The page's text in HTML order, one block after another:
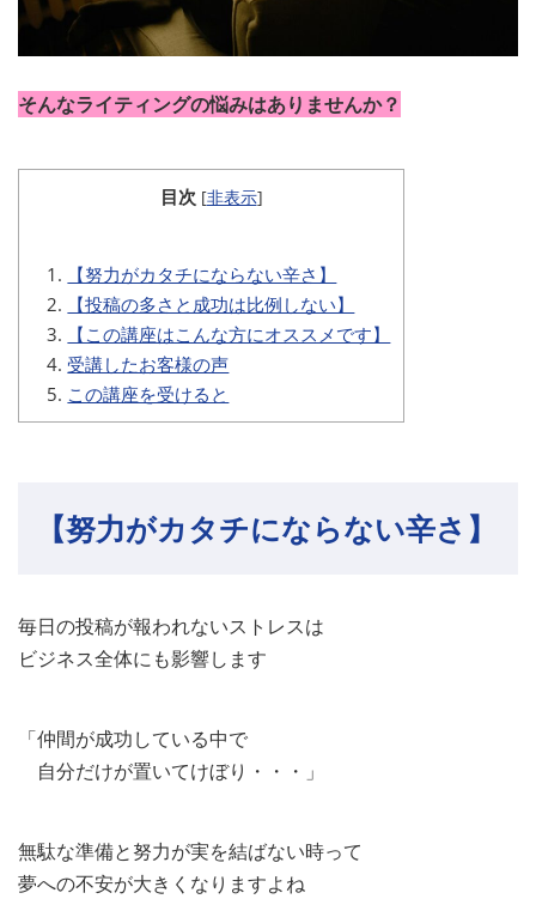
そんなライティングの悩みはありませんか？
目次 [非表示]
【努力がカタチにならない辛さ】
【投稿の多さと成功は比例しない】
【この講座はこんな方にオススメです】
受講したお客様の声
この講座を受けると
【努力がカタチにならない辛さ】
毎日の投稿が報われないストレスは
ビジネス全体にも影響します
「仲間が成功している中で
自分だけが置いてけぼり・・・」
無駄な準備と努力が実を結ばない時って
夢への不安が大きくなりますよね